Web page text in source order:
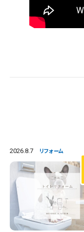
2026.8.7 リフォーム